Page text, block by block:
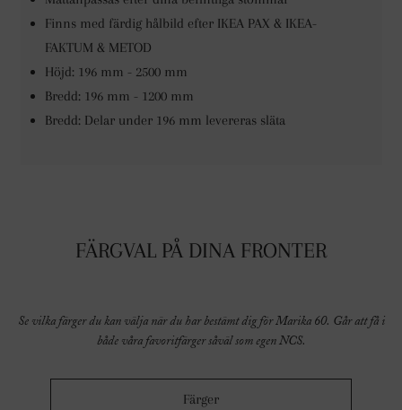
Finns med färdig hålbild efter IKEA PAX & IKEA-
FAKTUM & METOD
Höjd: 196 mm - 2500 mm
Bredd: 196 mm - 1200 mm
Bredd: Delar under 196 mm levereras släta
FÄRGVAL PÅ DINA FRONTER
Se vilka färger du kan välja när du har bestämt dig för Marika 60. Går att få i
både våra favoritfärger såväl som egen NCS.
Färger